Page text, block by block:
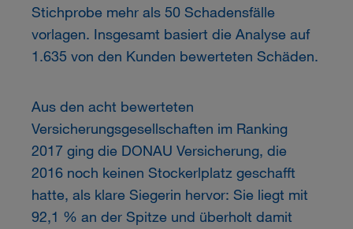
Stichprobe mehr als 50 Schadensfälle
vorlagen. Insgesamt basiert die Analyse auf
1.635 von den Kunden bewerteten Schäden.
Aus den acht bewerteten
Versicherungsgesellschaften im Ranking
2017 ging die DONAU Versicherung, die
2016 noch keinen Stockerlplatz geschafft
hatte, als klare Siegerin hervor: Sie liegt mit
92,1 % an der Spitze und überholt damit